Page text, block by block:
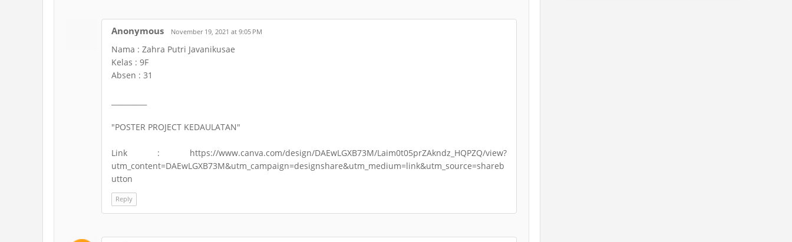
Anonymous November 19, 2021 at 9:05 PM
Nama : Zahra Putri Javanikusae
Kelas : 9F
Absen : 31
"POSTER PROJECT KEDAULATAN"
Link : https://www.canva.com/design/DAEwLGXB73M/Laim0t05prZAkndz_HQPZQ/view?
utm_content=DAEwLGXB73M&utm_campaign=designshare&utm_medium=link&utm_source=shareb
utton
Reply